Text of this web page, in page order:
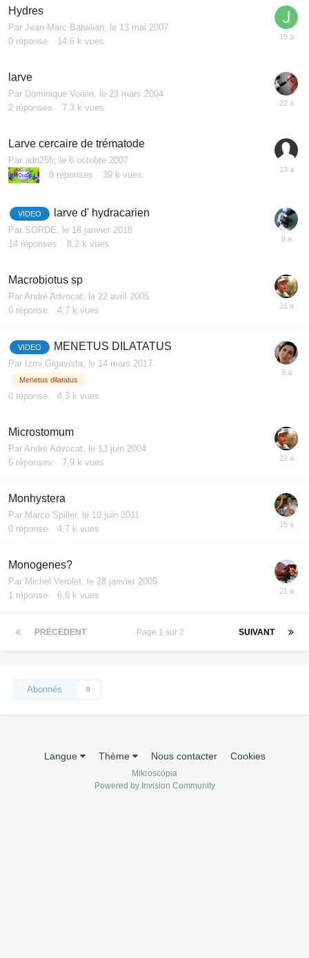
Hydres
Par Jean-Marc Babalian
le 13 mai 2007
0 réponse 14,6 k vues
larve
Par Dominique Voisin
le 23 mars 2004
2 réponses 7,3 k vues
Larve cercaire de trématode
Par adn25fr,
le 6 octobre 2007
8 réponses 39 k vues
VIDEO larve d' hydracarien
Par SORDE, le 18 janvier 2018
14 réponses 8,2 k vues
Macrobiotus sp
Par André Advocat, le 22 avril 2005
0 réponse 4,7 k vues
VIDEO MENETUS DILATATUS
Par Izmi Gigavista le 14 mars 2017
Menetus dilatatus
0 réponse 4,3 k vues
Microstomum
Par André Advocat, le 13 juin 2004
5 réponses 7,9 k vues
Monhystera
Par Marco Spiller, le 10 juin 2011
0 réponse 4,7 k vues
Monogenes?
Par Michel Verolet, le 28 janvier 2005
1 réponse 6,8 k vues
PRÉCÉDENT SUIVANT
Page 1 sur 2
Abonnés 0
Langue Thème Nous contacter Cookies
Mikroscopia
Powered by Invision Community